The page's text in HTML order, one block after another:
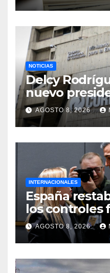
NOTICIAS
Delcy
nuevo
Corpoelec y
viceministro
Eléctricos
AGOSTO 8, 2026
INTERNACIONALES
España
los controles
Italia tras el
a retirar las
AGOSTO 8, 2026